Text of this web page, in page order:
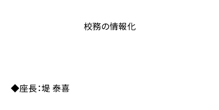
校務の情報化
◆座長：堤 泰喜